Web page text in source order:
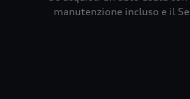
manutenzione incluso e il